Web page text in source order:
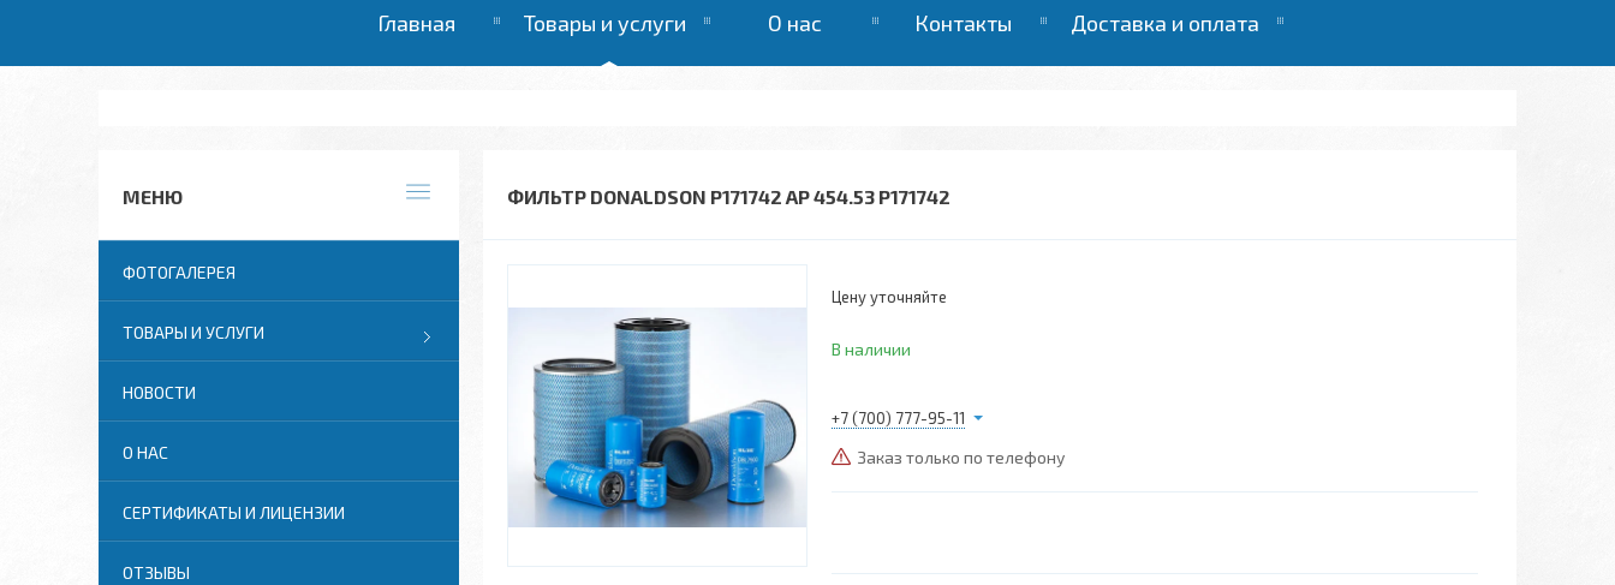
Главная Товары и услуги О нас Контакты Доставка и оплата
ФИЛЬТР DONALDSON P171742 AP 454.53 P171742
Цену уточняйте
В наличии
+7 (700) 777-95-11
Заказ только по телефону
ФОТОГАЛЕРЕЯ
ТОВАРЫ И УСЛУГИ
НОВОСТИ
О НАС
СЕРТИФИКАТЫ И ЛИЦЕНЗИИ
ОТЗЫВЫ